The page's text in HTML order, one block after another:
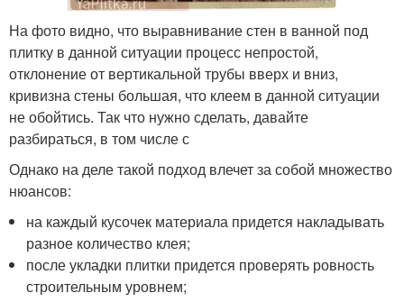
На фото видно, что выравнивание стен в ванной под
плитку в данной ситуации процесс непростой,
отклонение от вертикальной трубы вверх и вниз,
кривизна стены большая, что клеем в данной ситуации
не обойтись. Так что нужно сделать, давайте
разбираться, в том числе с
Однако на деле такой подход влечет за собой множество
нюансов:
на каждый кусочек материала придется накладывать
разное количество клея;
после укладки плитки придется проверять ровность
строительным уровнем;